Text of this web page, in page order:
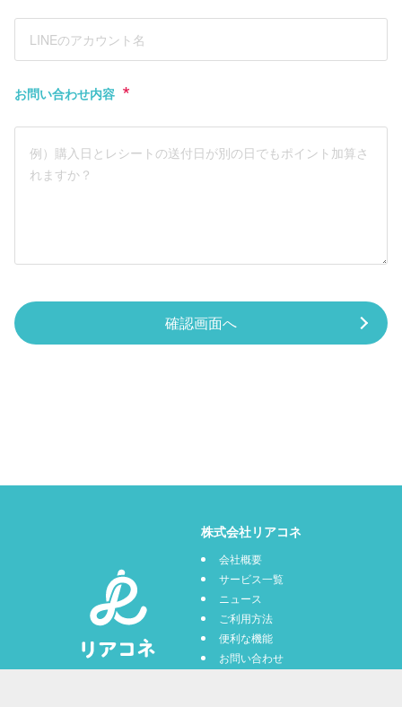
お問い合わせ内容
株式会社リアコネ
会社概要
サービス一覧
ニュース
ご利用方法
便利な機能
お問い合わせ